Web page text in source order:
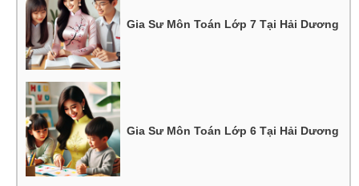
Gia Sư Môn Toán Lớp 7 Tại Hải Dương
Gia Sư Môn Toán Lớp 6 Tại Hải Dương